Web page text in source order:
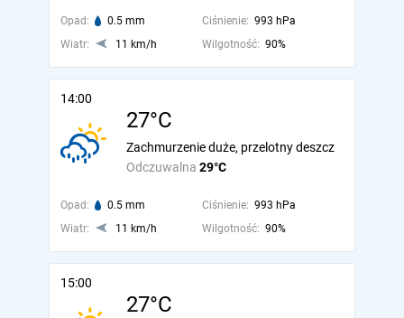
Opad: 0.5 mm Ciśnienie: 993 hPa
Wiatr:
11 km/h Wilgotność: 90%
14:00
27°C
Odczuwalna 29°C
Zachmurzenie duże, przelotny deszcz
Opad: 0.5 mm Ciśnienie: 993 hPa
Wiatr:
11 km/h Wilgotność: 90%
15:00
27°C